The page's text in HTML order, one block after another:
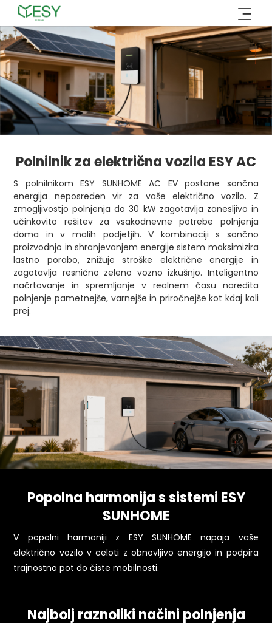
Preskoči
vsebino
Polnilnik za električna vozila ESY AC
S polnilnikom ESY SUNHOME AC EV postane sončna
energija neposreden vir za vaše električno vozilo. Z
zmogljivostjo polnjenja do 30 kW zagotavlja zanesljivo in
učinkovito rešitev za vsakodnevne potrebe polnjenja
doma in v malih podjetjih. V kombinaciji s sončno
proizvodnjo in shranjevanjem energije sistem maksimizira
lastno porabo, znižuje stroške električne energije in
zagotavlja resnično zeleno vozno izkušnjo. Inteligentno
načrtovanje in spremljanje v realnem času naredita
polnjenje pametnejše, varnejše in priročnejše kot kdaj koli
prej.
Popolna harmonija s sistemi ESY
SUNHOME
V popolni harmoniji z ESY SUNHOME napaja vaše
električno vozilo v celoti z obnovljivo energijo in podpira
trajnostno pot do čiste mobilnosti.
Najbolj raznoliki načini polnjenja